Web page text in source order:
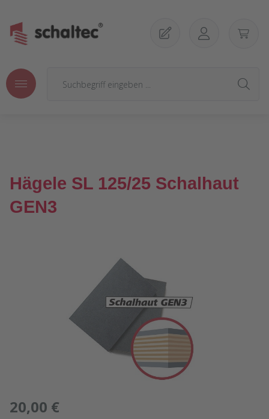
Hägele SL 125/25 Schalhaut
GEN3
Bildergalerie überspringen
20,00 €